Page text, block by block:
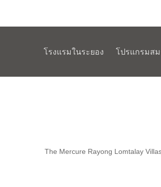
โรงแรมในระยอง โปรแกรมส
The Mercure Rayong Lomtalay